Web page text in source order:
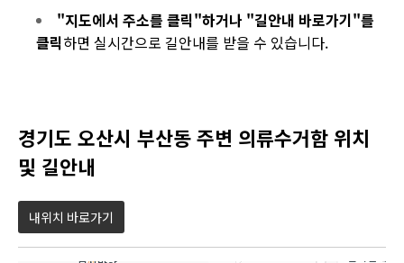
"지도에서 주소를 클릭"하거나 "길안내 바로가기"를
클릭하면 실시간으로 길안내를 받을 수 있습니다.
경기도 오산시 부산동 주변 의류수거함 위치
및 길안내
내위치 바로가기